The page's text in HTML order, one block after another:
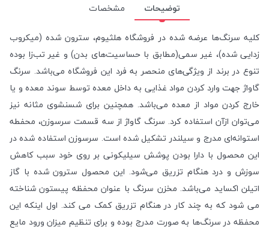
توضیحات
مشخصات
کلیه سرنگ‌ها عرضه شده در فروشگاه هلثیوم، سترون شده (میکروب
زدایی شده)، غیر سمی(مطابق با حساسیت‌های بدن) و غیر تب‌زا بوده
تنوع در برند از ویژگی‌های منحصر به فرد این فروشگاه می‌باشد. سرنگ
گاواژ جهت وارد کردن مواد غذایی به داخل معده توسط سوند معده و یا
خارج کردن مواد از معده می‌باشد. همچنین برای شسنشوی مثانه نیز
می‌توان ازآن استفاده کرد. سرنگ گاواژ از سه قسمت سرسوزن، محفطه
استوانه‌ای مدرج و سیلندر تشکیل شده است. سرسوزن استفاده شده در
این محصول با دارا بودن پوشش سیلیکونی بر روی خود سبب کاهش
سوزش و درد هنگام تزریق می‌شود. این محصول سترون شده با گاز
اتیلن اکساید می‌باشد. مخزن سرنگ با عنوان محفظه پیستون شناخته
می شود که به چند کار در هنگام تزریق کمک می کند. اول اینکه این
محفظه در سرنگ‌ها به صورت مدرج بوده و برای تنظیم میزان ورود مایع